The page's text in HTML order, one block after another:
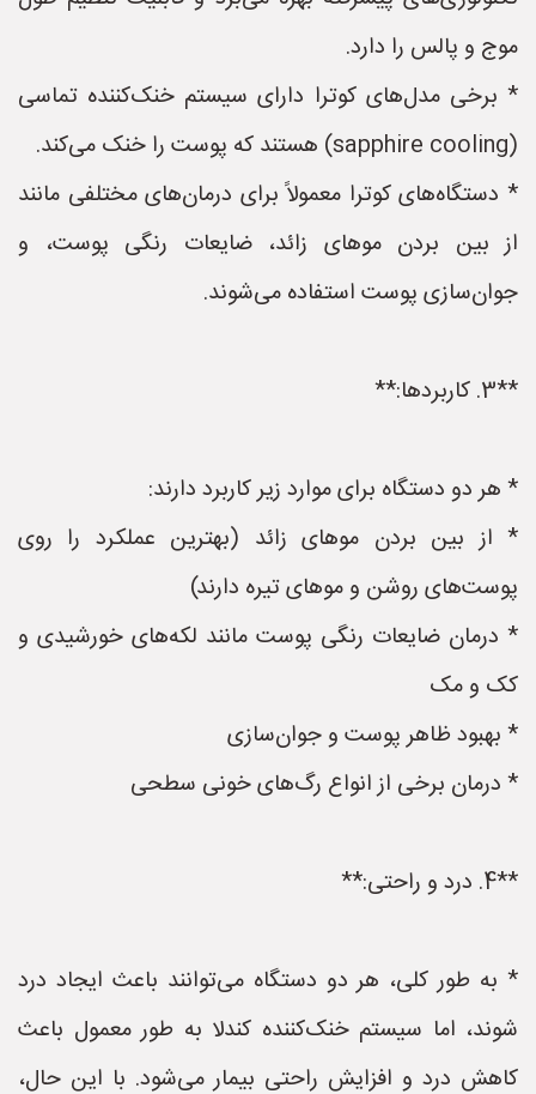
موج و پالس را دارد.
* برخی مدل‌های کوترا دارای سیستم خنک‌کننده تماسی
(sapphire cooling) هستند که پوست را خنک می‌کند.
* دستگاه‌های کوترا معمولاً برای درمان‌های مختلفی مانند
از بین بردن موهای زائد، ضایعات رنگی پوست، و
جوان‌سازی پوست استفاده می‌شوند.
**3. کاربردها:**
* هر دو دستگاه برای موارد زیر کاربرد دارند:
* از بین بردن موهای زائد (بهترین عملکرد را روی
پوست‌های روشن و موهای تیره دارند)
* درمان ضایعات رنگی پوست مانند لکه‌های خورشیدی و
کک و مک
* بهبود ظاهر پوست و جوان‌سازی
* درمان برخی از انواع رگ‌های خونی سطحی
**4. درد و راحتی:**
* به طور کلی، هر دو دستگاه می‌توانند باعث ایجاد درد
شوند، اما سیستم خنک‌کننده کندلا به طور معمول باعث
کاهش درد و افزایش راحتی بیمار می‌شود. با این حال،